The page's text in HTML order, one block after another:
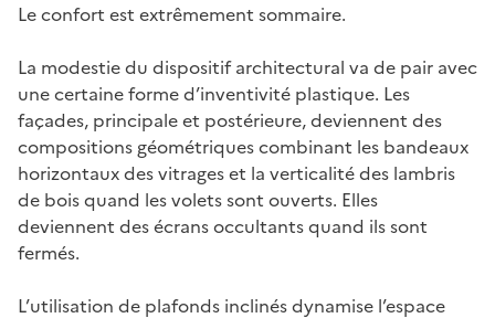
Le confort est extrêmement sommaire.
La modestie du dispositif architectural va de pair avec
une certaine forme d’inventivité plastique. Les
façades, principale et postérieure, deviennent des
compositions géométriques combinant les bandeaux
horizontaux des vitrages et la verticalité des lambris
de bois quand les volets sont ouverts. Elles
deviennent des écrans occultants quand ils sont
fermés.
L’utilisation de plafonds inclinés dynamise l’espace